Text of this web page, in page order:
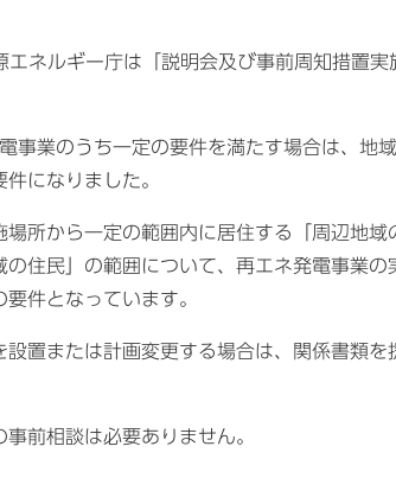
ネルギー庁は「説明会及び事前周知措置実
業のうち一定の要件を満たす場合は、地
になりました。
所から一定の範囲内に居住する「周辺地域
住民」の範囲について、再エネ発電事業の
件となっています。
置または計画変更する場合は、関係書類を
前相談は必要ありません。